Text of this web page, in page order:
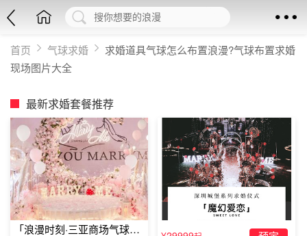
首页 气球求婚
求婚道具气球怎么布置浪漫?气球布置求婚
现场图片大全
最新求婚套餐推荐
「浪漫时刻·三亚商场气球雨